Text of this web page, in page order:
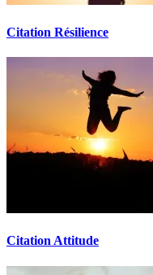
Citation Résilience
Citation Attitude